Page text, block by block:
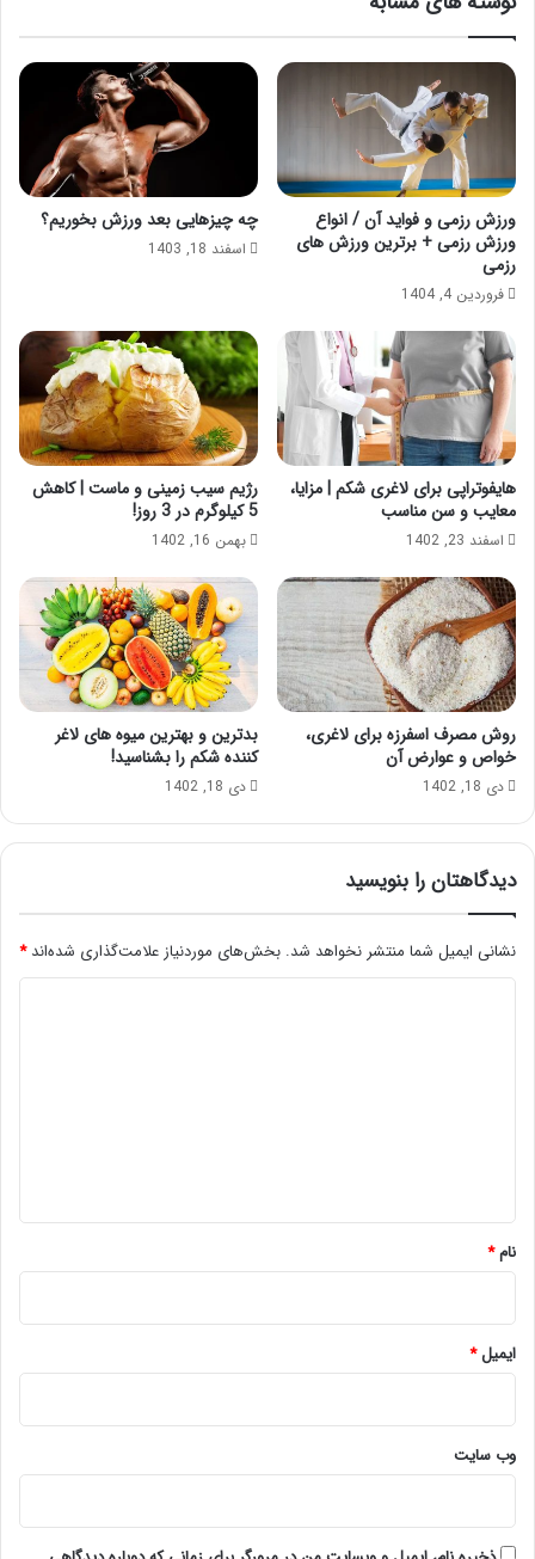
ورزش رزمی و فواید آن / انواع
ورزش رزمی + برترین ورزش های
رزمی
فروردین 4, 1404
چه چیزهایی بعد ورزش بخوریم؟
اسفند 18, 1403
هایفوتراپی برای لاغری شکم | مزایا،
معایب و سن مناسب
اسفند 23, 1402
رژیم سیب زمینی و ماست | کاهش
5 کیلوگرم در 3 روز!
بهمن 16, 1402
روش مصرف اسفرزه برای لاغری،
خواص و عوارض آن
دی 18, 1402
بدترین و بهترین میوه های لاغر
کننده شکم را بشناسید!
دی 18, 1402
دیدگاهتان را بنویسید
نشانی ایمیل شما منتشر نخواهد شد. بخش‌های موردنیاز علامت‌گذاری شده‌اند*
نام*
ایمیل*
وب‌ سایت